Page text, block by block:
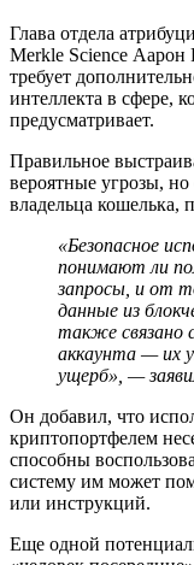
Глава отдела
Merkle Science Аарон
требует
интеллекта в сфере,
предусматривает.
Правильное
вероятные угрозы, но
владельца кошелька,
«Безопасное
понимают ли
запросы, и от
данные из
также связано
аккаунта — их
ущерб», —
Он добавил, что
криптопортфелем
способны
систему им может
или инструкций.
Еще одной